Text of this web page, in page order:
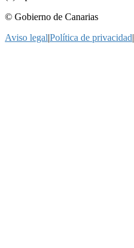
© Gobierno de Canarias
Aviso legal|Política de privacidad|